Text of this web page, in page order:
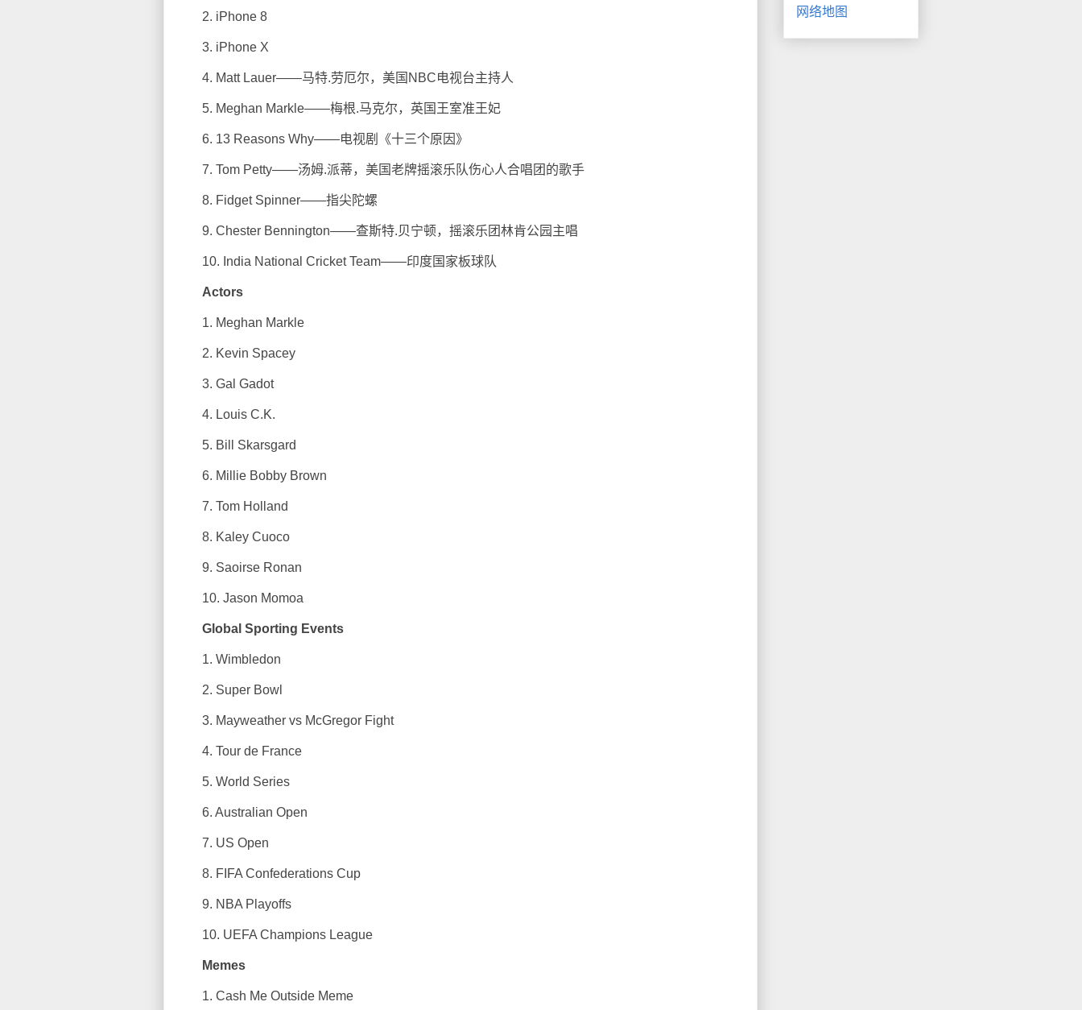
2. iPhone 8
3. iPhone X
4. Matt Lauer——马特.劳厄尔，美国NBC电视台主持人
5. Meghan Markle——梅根.马克尔，英国王室准王妃
6. 13 Reasons Why——电视剧《十三个原因》
7. Tom Petty——汤姆.派蒂，美国老牌摇滚乐队伤心人合唱团的歌手
8. Fidget Spinner——指尖陀螺
9. Chester Bennington——查斯特.贝宁顿，摇滚乐团林肯公园主唱
10. India National Cricket Team——印度国家板球队
Actors
1. Meghan Markle
2. Kevin Spacey
3. Gal Gadot
4. Louis C.K.
5. Bill Skarsgard
6. Millie Bobby Brown
7. Tom Holland
8. Kaley Cuoco
9. Saoirse Ronan
10. Jason Momoa
Global Sporting Events
1. Wimbledon
2. Super Bowl
3. Mayweather vs McGregor Fight
4. Tour de France
5. World Series
6. Australian Open
7. US Open
8. FIFA Confederations Cup
9. NBA Playoffs
10. UEFA Champions League
Memes
1. Cash Me Outside Meme
网络地图